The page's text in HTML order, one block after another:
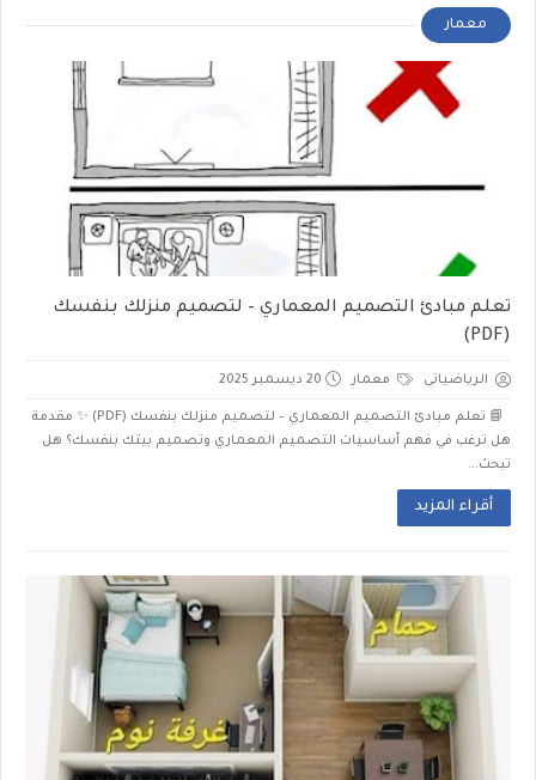
معمار
تعلم مبادئ التصميم المعماري – لتصميم منزلك بنفسك
الرياضياتى معمار 20 ديسمبر 2025
📘 تعلم مبادئ التصميم المعماري – لتصميم منزلك بنفسك (PDF) ✨ مقدمة
هل ترغب في فهم أساسيات التصميم المعماري وتصميم بيتك بنفسك؟ هل
تبحث...
أقراء المزيد